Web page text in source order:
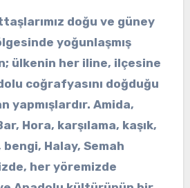
doğu ve güney
yoğunlaşmış
ülkenin her iline, ilçesine
coğrafyasını doğduğu
yapmışlardır. Amida,
Hora, karşılama, kaşık,
Halay, Semah
her yöremizde